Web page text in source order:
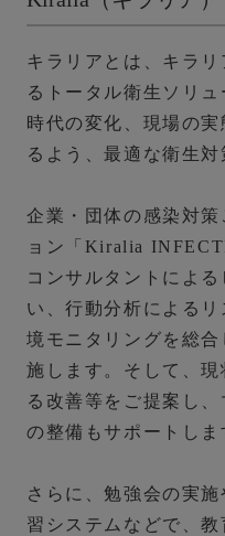
キラリアとは、キラ
るトータル衛生ソリュ
時代の変化、現場の
るよう、最適な衛生対
企業・団体の感染対
ョン「Kiralia
コンサルタントによ
い、行動分析による
境モニタリングを総
施します。そして、
る改善等をご提案し
の整備もサポートしま
さらに、勉強会の実
習システムなどで、